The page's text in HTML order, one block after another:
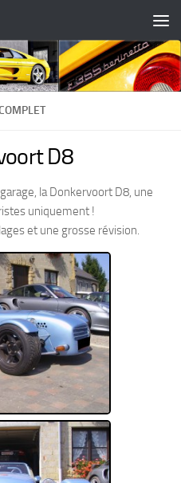
D8
la Donkervoort D8, une
uniquement !
et une grosse révision.